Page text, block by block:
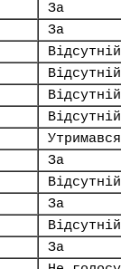
За
За
Відсутній
Відсутній
Відсутній
Відсутній
Утримався
За
Відсутній
За
Відсутній
За